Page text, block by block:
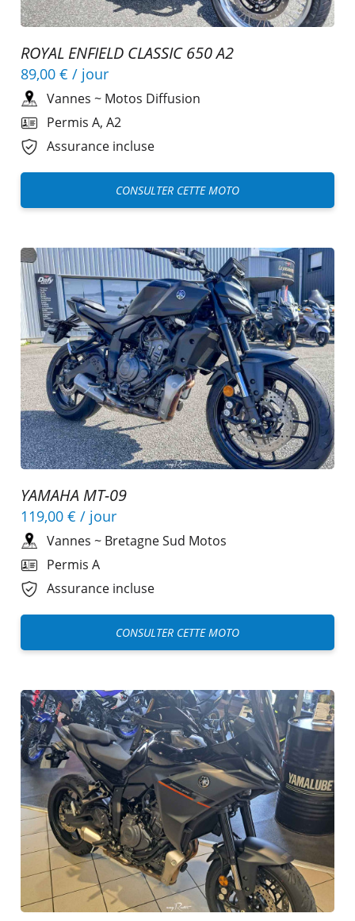
ROYAL ENFIELD CLASSIC 650 A2
89,00 € / jour
Vannes ~ Motos Diffusion
Permis A, A2
Assurance incluse
CONSULTER CETTE MOTO
YAMAHA MT-09
119,00 € / jour
Vannes ~ Bretagne Sud Motos
Permis A
Assurance incluse
CONSULTER CETTE MOTO